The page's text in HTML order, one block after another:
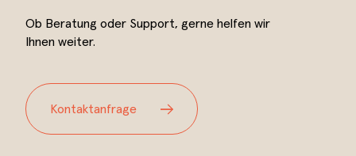
Ob Beratung oder Support, gerne helfen wir
Ihnen weiter.
Kontaktanfrage